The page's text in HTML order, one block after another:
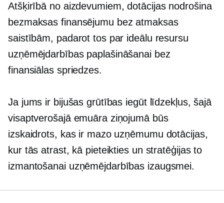
Atšķirībā no aizdevumiem, dotācijas nodrošina
bezmaksas finansējumu bez atmaksas
saistībām, padarot tos par ideālu resursu
uzņēmējdarbības paplašināšanai bez
finansiālas spriedzes.
Ja jums ir bijušas grūtības iegūt līdzekļus, šajā
visaptverošajā emuāra ziņojumā būs
izskaidrots, kas ir mazo uzņēmumu dotācijas,
kur tās atrast, kā pieteikties un stratēģijas to
izmantošanai uzņēmējdarbības izaugsmei.